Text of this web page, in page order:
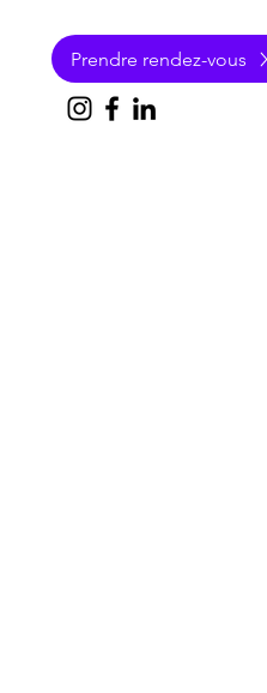
Prendre rendez-vous